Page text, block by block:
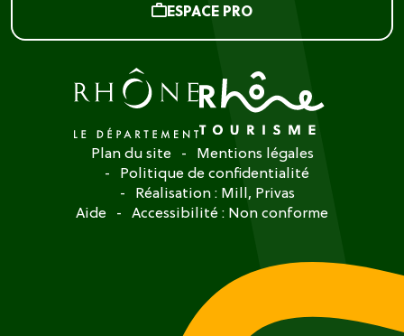
ESPACE PRO
Plan du site
Mentions légales
Politique de confidentialité
Réalisation : Mill, Privas
Aide
Accessibilité : Non conforme